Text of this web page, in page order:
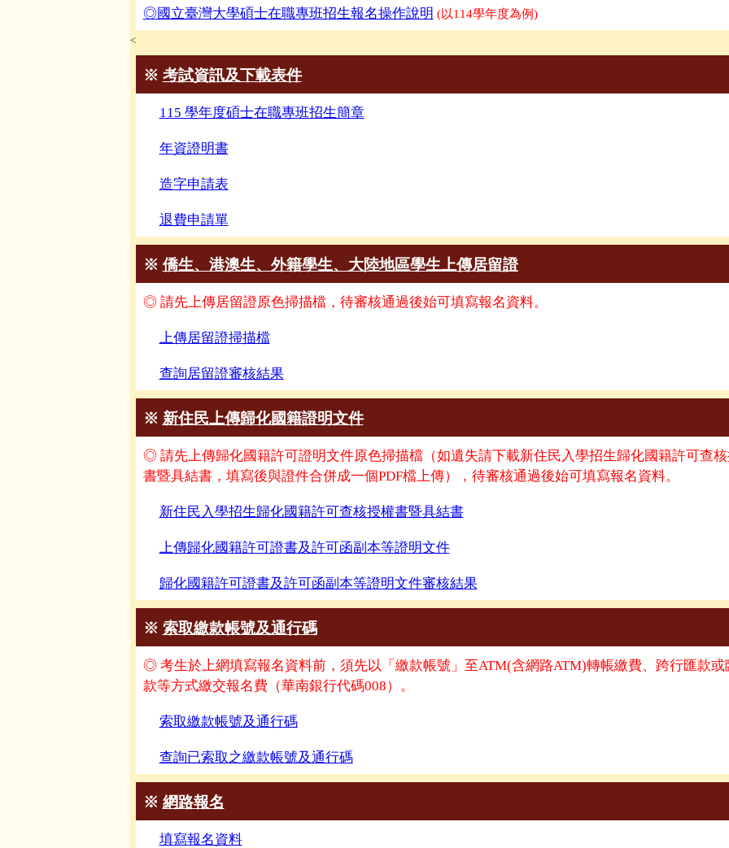
◎國立臺灣大學碩士在職專班招生報名操作說明 (以114學年度為例)
<
※ 考試資訊及下載表件
115 學年度碩士在職專班招生簡章
年資證明書
造字申請表
退費申請單
※ 僑生、港澳生、外籍學生、大陸地區學生上傳居留證
◎ 請先上傳居留證原色掃描檔，待審核通過後始可填寫報名資料。
上傳居留證掃描檔
查詢居留證審核結果
※ 新住民上傳歸化國籍證明文件
◎ 請先上傳歸化國籍許可證明文件原色掃描檔（如遺失請下載新住民入學招生歸化國籍許可查
書暨具結書，填寫後與證件合併成一個PDF檔上傳），待審核通過後始可填寫報名資料。
新住民入學招生歸化國籍許可查核授權書暨具結書
上傳歸化國籍許可證書及許可函副本等證明文件
歸化國籍許可證書及許可函副本等證明文件審核結果
※ 索取繳款帳號及通行碼
◎ 考生於上網填寫報名資料前，須先以「繳款帳號」至ATM(含網路ATM)轉帳繳費、跨行匯款或
款等方式繳交報名費（華南銀行代碼008）。
索取繳款帳號及通行碼
查詢已索取之繳款帳號及通行碼
※ 網路報名
填寫報名資料